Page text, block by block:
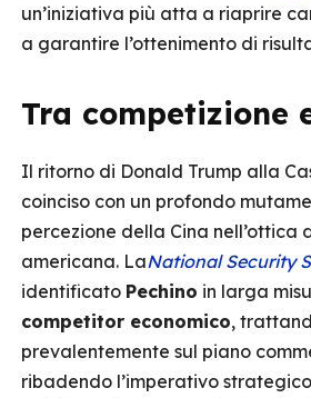
un’iniziativa più atta a riaprire
a garantire l’ottenimento di
Tra competizione
Il ritorno di Donald Trump alla
coinciso con un profondo
percezione della Cina nell’ottica
americana. LaNational Security
identificato Pechino in larga
competitor economico,
prevalentemente sul piano
ribadendo l’imperativo